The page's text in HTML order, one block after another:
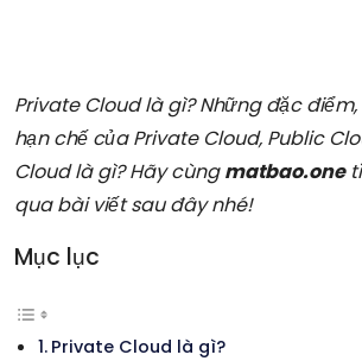
Private Cloud là gì? Những đặc
hạn chế của Private Cloud, Public
Cloud là gì? Hãy cùngmatbao.one
qua bài viết sau đây nhé!
Mục lục
Private Cloud là gì?